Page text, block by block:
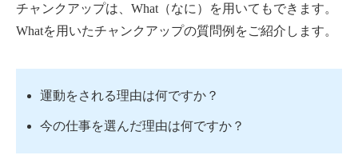
チャンクアップは、What（なに）を用いてもできます。
Whatを用いたチャンクアップの質問例をご紹介します。
運動をされる理由は何ですか？
今の仕事を選んだ理由は何ですか？